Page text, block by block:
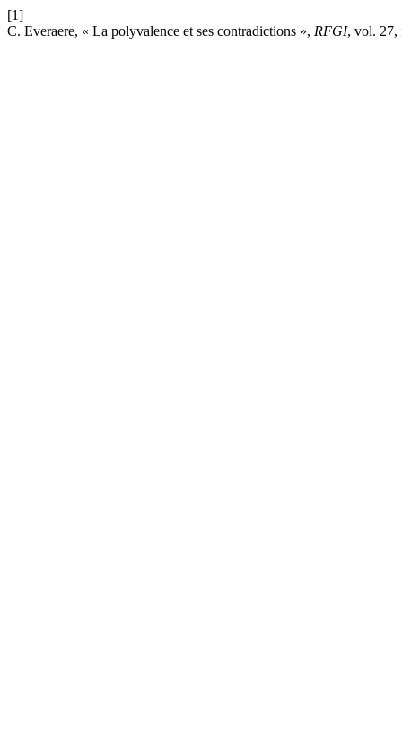
[1]
C. Everaere, « La polyvalence et ses contradictions », RFGI, vol. 27,